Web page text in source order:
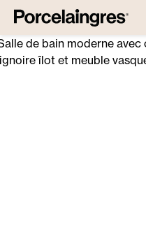
Passer au contenu principal